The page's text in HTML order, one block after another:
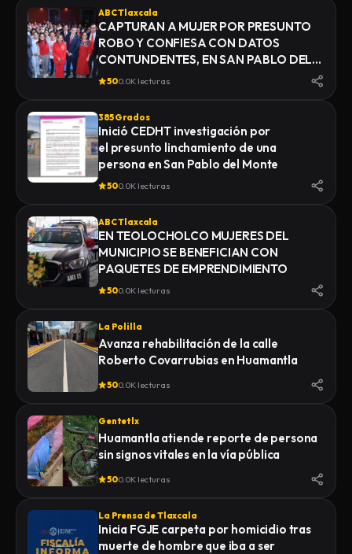
ABC Tlaxcala
CAPTURAN A MUJER POR PRESUNTO
ROBO Y CONFIESA CON DATOS
CONTUNDENTES, EN SAN PABLO DEL
MONTE
500.0K lecturas
385 Grados
Inició CEDHT investigación por
el presunto linchamiento de una
500.0K lecturas
ABC Tlaxcala
EN TEOLOCHOLCO MUJERES DEL
MUNICIPIO SE BENEFICIAN CON
PAQUETES DE EMPRENDIMIENTO
500.0K lecturas
La Polilla
Avanza rehabilitación de la calle
Roberto Covarrubias en Huamantla
500.0K lecturas
Gentetlx
Huamantla atiende reporte de persona
sin signos vitales en la vía pública
500.0K lecturas
La Prensa de Tlaxcala
Inicia FGJE carpeta por homicidio tras
muerte de hombre que iba a ser